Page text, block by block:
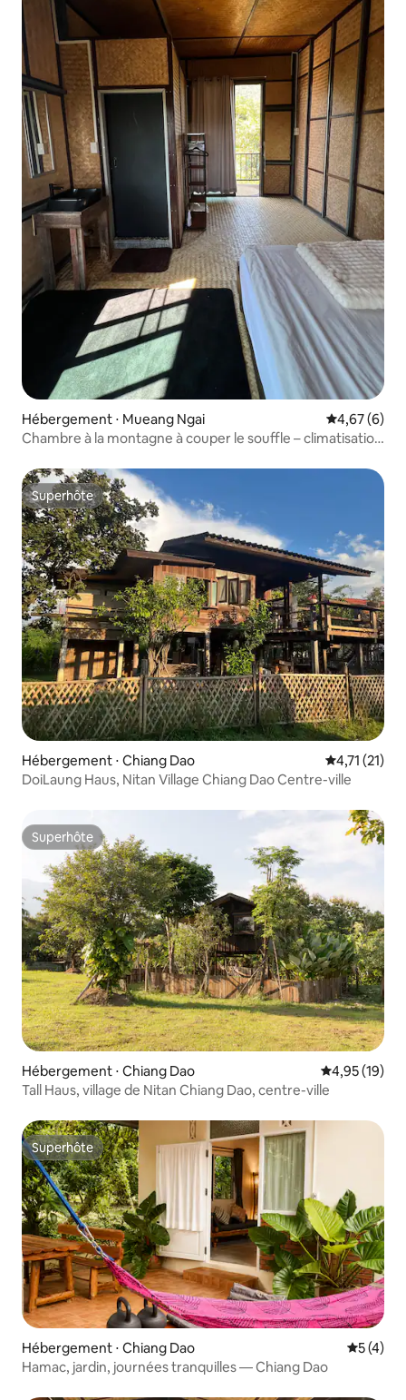
Hébergement ⋅ Mueang Ngai Évaluation
4,67 (6)
Chambre à la montagne à couper le souffle – climatisation
Superhôte
Superhôte
Hébergement ⋅ Chiang Dao Évaluation
4,71 (21)
DoiLaung Haus, Nitan Village Chiang Dao Centre-ville
Superhôte
Superhôte
Hébergement ⋅ Chiang Dao Évaluation
4,95 (19)
Tall Haus, village de Nitan Chiang Dao, centre-ville
Superhôte
Superhôte
Hébergement ⋅ Chiang Dao
5 (4)
Hamac, jardin, journées tranquilles — Chiang Dao